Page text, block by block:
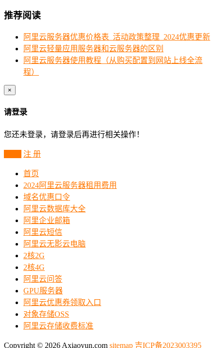
推荐阅读
阿里云服务器优惠价格表_活动政策整理_2024优惠更新
阿里云轻量应用服务器和云服务器的区别
阿里云服务器使用教程（从购买配置到网站上线全流
程）
×
请登录
您还未登录，请登录后再进行相关操作！
注 册
首页
2024阿里云服务器租用费用
域名优惠口令
阿里云数据库大全
阿里企业邮箱
阿里云短信
阿里云无影云电脑
2核2G
2核4G
阿里云问答
GPU服务器
阿里云优惠券领取入口
对象存储OSS
阿里云存储收费标准
Copyright © 2026 Axiaoyun.com sitemap 吉ICP备2023003395